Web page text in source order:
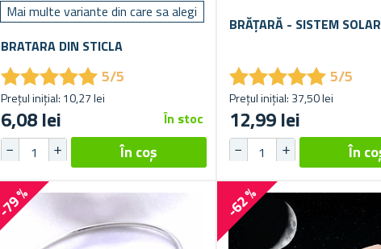
Mai multe variante din care sa alegi
BRATARA DIN STICLA
★★★★★
★★★★★5/5
Prețul inițial: 10,27 lei
6,08 lei În stoc
BRĂȚARĂ - SISTEM SOLAR
★★★★★
★★★★★5/5
Prețul inițial: 37,50 lei
12,99 lei
-79 % -62 %